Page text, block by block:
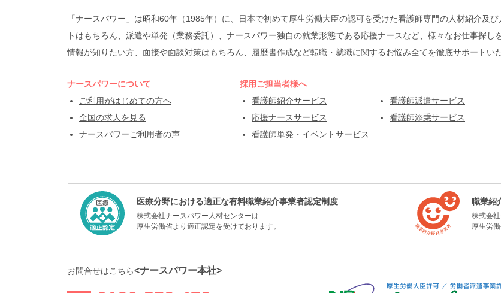
「ナースパワー」は昭和60年（1985年）に、日本で初めて厚生労働大臣の認可を受けた看護師専門の人材紹介及
トはもちろん、派遣や単発（業務委託）、ナースパワー独自の就業形態である応援ナースなど、様々なお仕事探
情報が知りたい方、面接や面談対策はもちろん、履歴書作成など転職・就職に関するお悩み全てを徹底サポートい
ナースパワーについて
ご利用がはじめての方へ
全国の求人を見る
ナースパワーご利用者の声
採用ご担当者様へ
看護師紹介サービス
応援ナースサービス
看護師単発・イベントサービス
看護師派遣サービス
看護師添乗サービス
医療分野における適正な有料職業紹介事業者認定制度
株式会社ナースパワー人材センターは
厚生労働省より適正認定を受けております。
職業紹
株式会
厚生労
お問合せはこちら<ナースパワー本社>